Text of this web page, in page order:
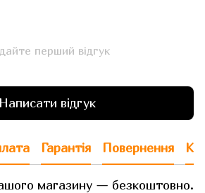
перший відгук
Написати відгук
Гарантія Повернення
магазину — безкоштовно.